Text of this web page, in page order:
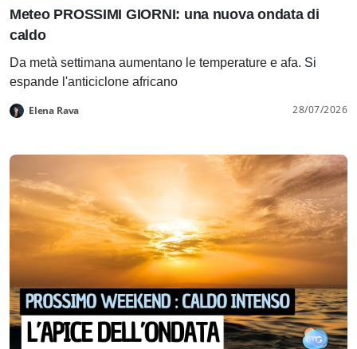
Meteo PROSSIMI GIORNI: una nuova ondata di
caldo
Da metà settimana aumentano le temperature e afa. Si
espande l'anticiclone africano
Elena Rava 28/07/2026